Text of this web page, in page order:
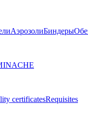
АэрозолиБиндеры
INACHE
certificatesRequisites